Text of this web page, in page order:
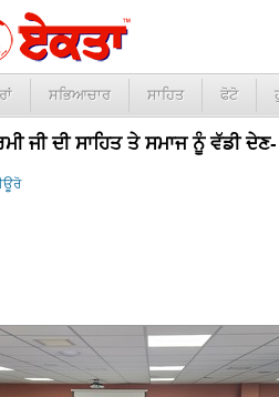
ਸਭਿਆਚਾਰ ਸਾਹਿਤ ਫੋਟੋ
ਜੀ ਦੀ ਸਾਹਿਤ ਤੇ ਸਮਾਜ ਨੂੰ ਵੱਡੀ ਦੇਣ-